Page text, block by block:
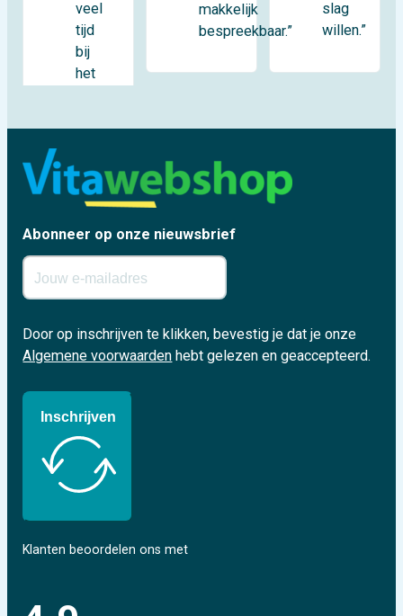
veel
tijd
bij
het
makkelijk
bespreekbaar.”
slag
willen.”
Abonneer op onze nieuwsbrief
Door op inschrijven te klikken, bevestig je dat je onze
Algemene voorwaarden hebt gelezen en geaccepteerd.
Inschrijven
Klanten beoordelen ons met